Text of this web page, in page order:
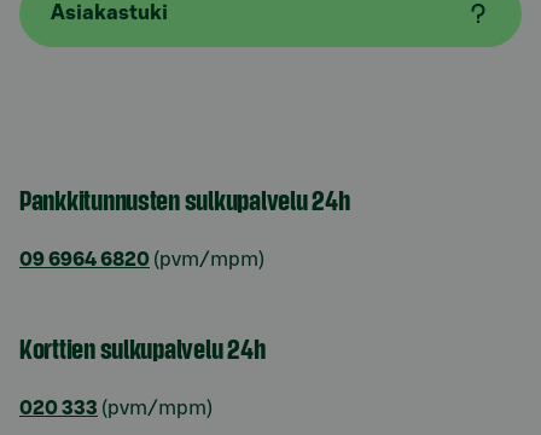
Asiakastuki
Pankkitunnusten sulkupalvelu 24h
09 6964 6820 (pvm/mpm)
Korttien sulkupalvelu 24h
020 333 (pvm/mpm)